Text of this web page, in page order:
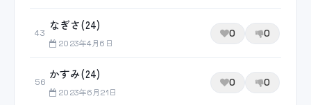
43
なぎさ(24)
2023年4月6日
0 0
56
かすみ(24)
2023年6月21日
0 0